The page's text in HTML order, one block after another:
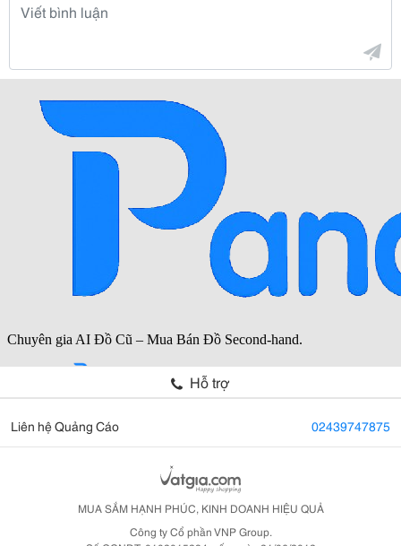
Hỗ trợ
Liên hệ Quảng Cáo 02439747875
MUA SẮM HẠNH PHÚC, KINH DOANH HIỆU QUẢ
Công ty Cổ phần VNP Group.